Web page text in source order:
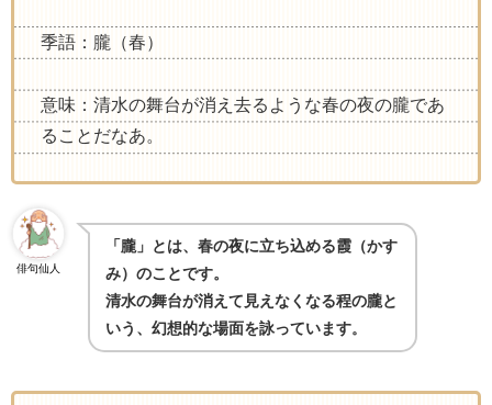
季語：朧（春）
意味：清水の舞台が消え去るような春の夜の朧であ
ることだなあ。
俳句仙人
「朧」とは、春の夜に立ち込める霞（かす
み）のことです。
清水の舞台が消えて見えなくなる程の朧と
いう、幻想的な場面を詠っています。